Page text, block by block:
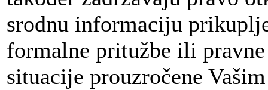
srodnu informaciju
formalne pritužbe ili
situacije prouzročene